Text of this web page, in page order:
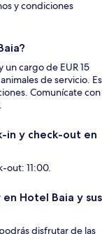
y condiciones
un cargo de EUR 15
de servicio. Es
Comunícate con
in y check-out en
out: 11:00.
Hotel Baia y sus
disfrutar de las